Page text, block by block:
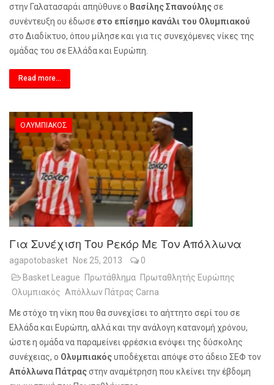
στην Γαλατασαράι απηύθυνε ο Βασίλης Σπανούληςσε
συνέντευξη ου έδωσε στο επίσημο κανάλι του Ολυμπιακού
στο Διαδίκτυο, όπου μίλησε και για τις συνεχόμενες νίκες της
ομάδας του σε Ελλάδα και Ευρώπη.
Read more...
ΟΛΥΜΠΙΑΚΌΣ
Για Συνέχιση Του Ρεκόρ Με Τον Απόλλωνα
agapotobasket Νοε 25, 2013
0
Basket League Πρωτάθλημα Πρωταθλητής Ευρώπης
Ολυμπιακός Απόλλων Πάτρας Carna
Με στόχο τη νίκη που θα συνεχίσει το αήττητο σερί του σε
Ελλάδα και Ευρώπη, αλλά και την ανάλογη κατανομή χρόνου,
ώστε η ομάδα να παραμείνει φρέσκια ενόψει της δύσκολης
συνέχειας, ο Ολυμπιακόςυποδέχεται απόψε στο άδειο ΣΕΦ τον
Απόλλωνα Πάτραςστην αναμέτρηση που κλείνει την έβδομη